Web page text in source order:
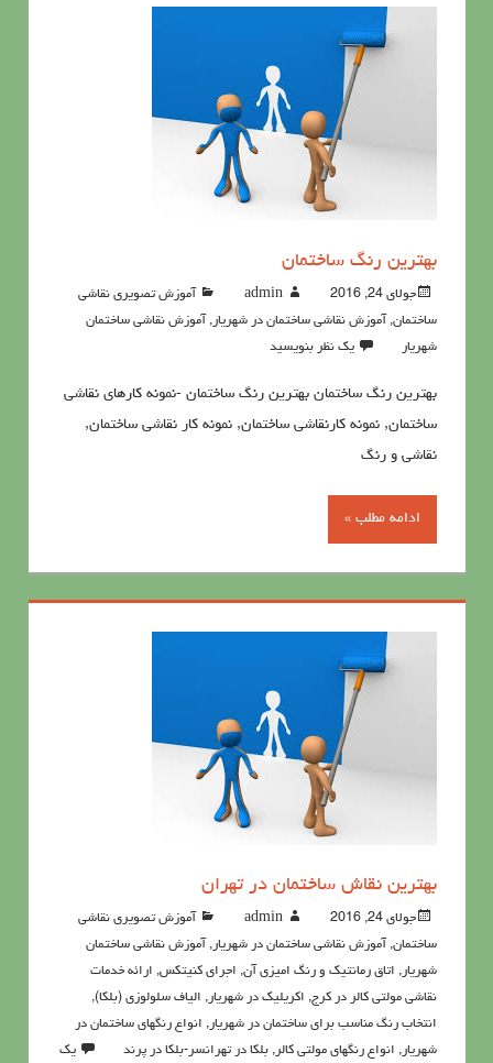
بهترین رنگ ساختمان
جولای 24, 2016 admin
آموزش تصویری نقاشی
ساختمان, آموزش نقاشی ساختمان در شهریار , آموزش نقاشی ساختمان
شهریار
یک نظر بنویسید
بهترین رنگ ساختمان بهترین رنگ ساختمان -نمونه کارهای نقاشی
ساختمان, نمونه کارنقاشی ساختمان, نمونه کار نقاشی ساختمان,
نقاشی و رنگ
ادامه مطلب »
بهترین نقاش ساختمان در تهران
جولای 24, 2016 admin
آموزش تصویری نقاشی
ساختمان, آموزش نقاشی ساختمان در شهریار, آموزش نقاشی ساختمان
شهریار, اتاق رمانتیک و رنگ امیزی آن, اجرای کنیتکس, ارائه خدمات
نقاشی مولتی کالر در کرج, اکريليک در شهریار, الیاف سلولوزی (بلکا),
انتخاب رنگ مناسب برای ساختمان در شهریار, انواع رنگهای ساختمان در
شهریار, انواع رنگهای مولتی کالر, بلکا در تهرانسر-بلکا در پرند یک